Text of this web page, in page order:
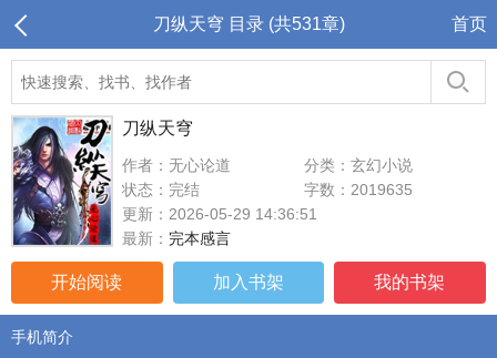
刀纵天穹 目录 (共531章) 首页
刀纵天穹
作者：无心论道
分类：玄幻小说
状态：完结
字数：2019635
更新：2026-05-29 14:36:51
最新： 完本感言
开始阅读 加入书架 我的书架
手机简介